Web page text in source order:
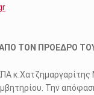
ΤΟΝ ΠΡΟΕΔΡΟ
κ.Χατζημαργαρίτης
Την